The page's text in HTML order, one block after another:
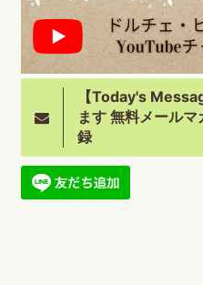
【Today's
ます 無料メール
録